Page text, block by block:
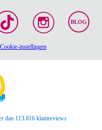
BLOG
Cookie-instellingen
dan 113.816 klantreviews